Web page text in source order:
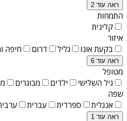
ראה עוד 2
התמחות
קלינית
איזור
בקעת אונו
גליל דרום חיפה
ראה עוד 6
מטופל
גיל השלישי
ילדים מבוגרים
שפה
אנגלית
ספרדית עברית
ראה עוד 1